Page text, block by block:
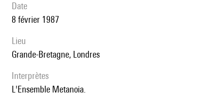
date
8 février 1987
lieu
Grande-Bretagne, Londres
interprètes
l'Ensemble Metanoia.